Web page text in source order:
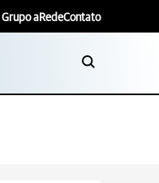
Grupo aRedeContato